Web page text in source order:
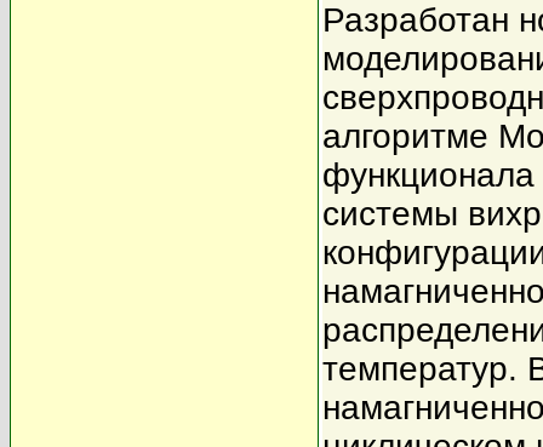
Разработан
алгоритме
функционала
системы
температур.